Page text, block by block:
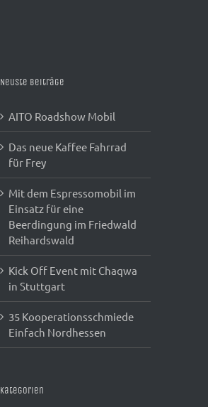
Neuste Beiträge
AITO Roadshow Mobil
Das neue Kaffee Fahrrad
für Frey
Mit dem Espressomobil im
Einsatz für eine
Beerdingung im Friedwald
Reihardswald
Kick Off Event mit Chaqwa
in Stuttgart
35 Kooperationsschmiede
Einfach Nordhessen
Kategorien